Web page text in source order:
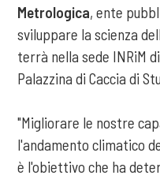
Metrologica, ente
sviluppare la scienza
terrà nella sede INRiM
Palazzina di Caccia di
"Migliorare le nostre
l'andamento climatico
è l'obiettivo che ha